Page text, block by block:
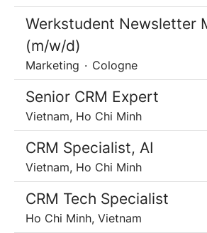
Werkstudent Newsletter
(m/w/d)
Marketing · Cologne
Senior CRM Expert
Vietnam, Ho Chi Minh
CRM Specialist, AI
Vietnam, Ho Chi Minh
CRM Tech Specialist
Ho Chi Minh, Vietnam